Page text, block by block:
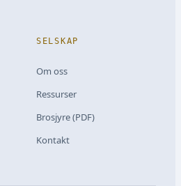
SELSKAP
Om oss
Ressurser
Brosjyre (PDF)
Kontakt